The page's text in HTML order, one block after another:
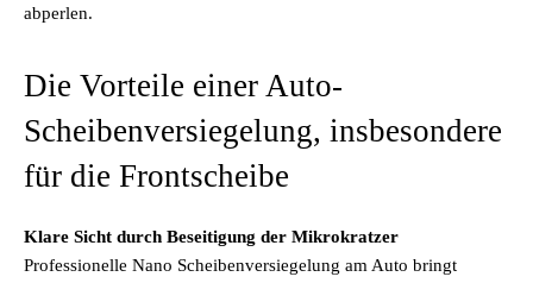
abperlen.
Die Vorteile einer Auto-
Scheibenversiegelung, insbesondere
für die Frontscheibe
Klare Sicht durch Beseitigung der Mikrokratzer
Professionelle Nano Scheibenversiegelung am Auto bringt